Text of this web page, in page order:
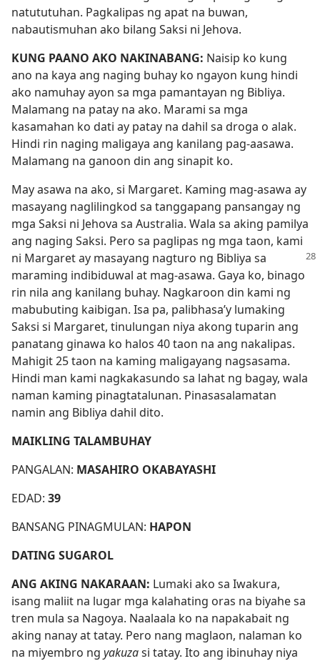
natututuhan. Pagkalipas ng apat na buwan,
nabautismuhan ako bilang Saksi ni Jehova.
KUNG PAANO AKO NAKINABANG: Naisip ko kung
ano na kaya ang naging buhay ko ngayon kung hindi
ako namuhay ayon sa mga pamantayan ng Bibliya.
Malamang na patay na ako. Marami sa mga
kasamahan ko dati ay patay na dahil sa droga o alak.
Hindi rin naging maligaya ang kanilang pag-aasawa.
Malamang na ganoon din ang sinapit ko.
May asawa na ako, si Margaret. Kaming mag-asawa ay
masayang naglilingkod sa tanggapang pansangay ng
mga Saksi ni Jehova sa Australia. Wala sa aking pamilya
ang naging Saksi. Pero sa paglipas ng mga taon, kami
ni Margaret ay masayang nagturo ng Bibliya sa
maraming indibiduwal at mag-asawa. Gaya ko, binago
rin nila ang kanilang buhay. Nagkaroon din kami ng
mabubuting kaibigan. Isa pa, palibhasa’y lumaking
Saksi si Margaret, tinulungan niya akong tuparin ang
panatang ginawa ko halos 40 taon na ang nakalipas.
Mahigit 25 taon na kaming maligayang nagsasama.
Hindi man kami nagkakasundo sa lahat ng bagay, wala
naman kaming pinagtatalunan. Pinasasalamatan
namin ang Bibliya dahil dito.
MAIKLING TALAMBUHAY
PANGALAN: MASAHIRO OKABAYASHI
EDAD: 39
BANSANG PINAGMULAN: HAPON
DATING SUGAROL
ANG AKING NAKARAAN: Lumaki ako sa Iwakura,
isang maliit na lugar mga kalahating oras na biyahe sa
tren mula sa Nagoya. Naalaala ko na napakabait ng
aking nanay at tatay. Pero nang maglaon, nalaman ko
na miyembro ng yakuzasi tatay. Ito ang ibinuhay niya